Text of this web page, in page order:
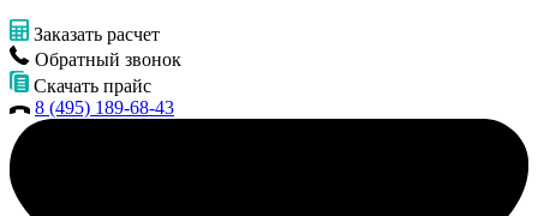
Заказать расчет
Обратный звонок
Скачать прайс
8 (495) 189-68-43